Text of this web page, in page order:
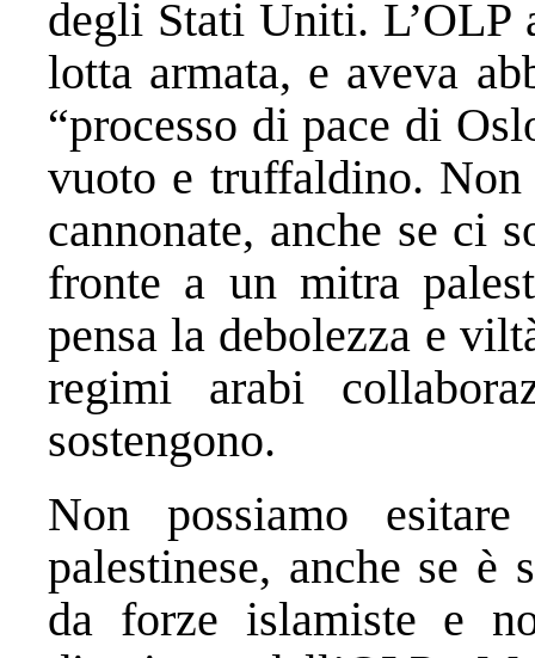
degli Stati Uniti. L’OLP
lotta armata, e aveva
“processo di pace di
vuoto e truffaldino. Non
cannonate, anche se ci
fronte a un mitra
pensa la debolezza e
regimi arabi
sostengono.
Non possiamo
palestinese, anche se è
da forze islamiste e